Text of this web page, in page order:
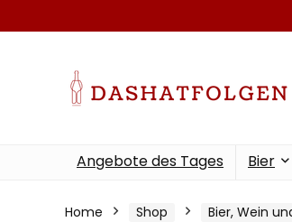
Angebote des Tages Bier
Home Shop Bier, Wein